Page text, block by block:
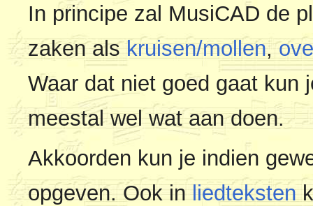
In principe zal MusiCAD de
zaken als kruisen/mollen,
Waar dat niet goed gaat kun
meestal wel wat aan doen.
Akkoorden kun je indien
opgeven. Ook inliedteksten